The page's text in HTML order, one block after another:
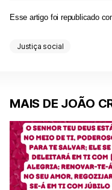
Esse artigo foi republicado
Justiça social
MAIS DE JOÃO